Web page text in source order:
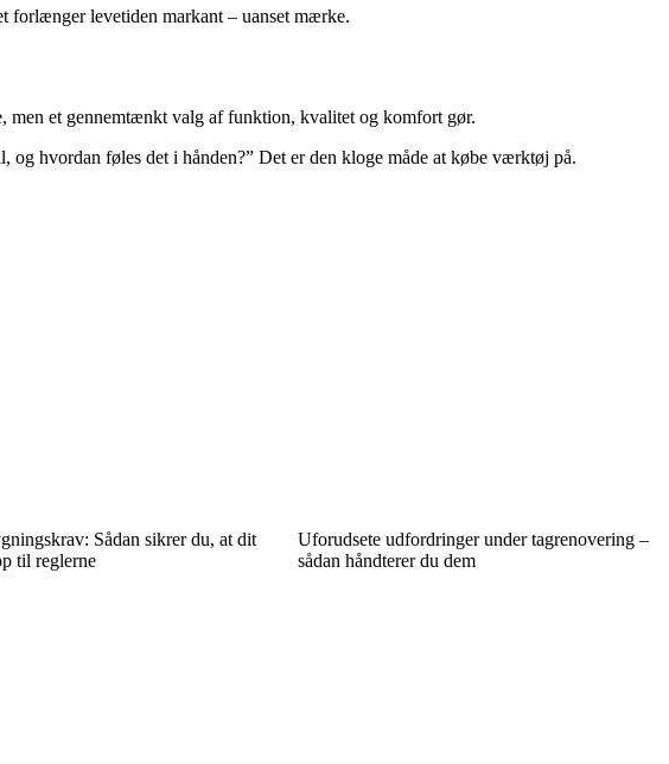
forlænger levetiden markant – uanset mærke.
men et gennemtænkt valg af funktion, kvalitet og komfort gør.
hvordan føles det i hånden?” Det er den kloge måde at købe værktøj på.
Sådan sikrer du, at dit
til reglerne
Uforudsete udfordringer under tagrenovering –
sådan håndterer du dem